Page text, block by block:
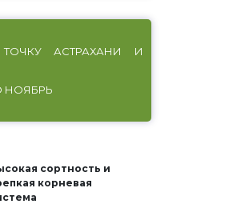
АСТРАХАНИ И
НОЯБРЬ
сортность и
корневая